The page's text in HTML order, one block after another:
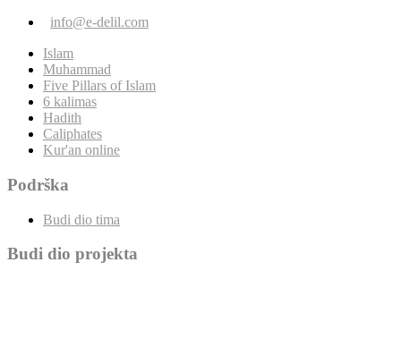
info@e-delil.com
Islam
Muhammad
Five Pillars of Islam
6 kalimas
Hadith
Caliphates
Kur'an online
Podrška
Budi dio tima
Budi dio projekta